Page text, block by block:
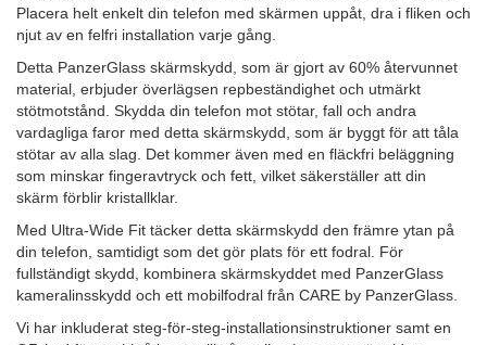
Placera helt enkelt din telefon med skärmen uppåt, dra i fliken och
njut av en felfri installation varje gång.
Detta PanzerGlass skärmskydd, som är gjort av 60% återvunnet
material, erbjuder överlägsen repbeständighet och utmärkt
stötmotstånd. Skydda din telefon mot stötar, fall och andra
vardagliga faror med detta skärmskydd, som är byggt för att tåla
stötar av alla slag. Det kommer även med en fläckfri beläggning
som minskar fingeravtryck och fett, vilket säkerställer att din
skärm förblir kristallklar.
Med Ultra-Wide Fit täcker detta skärmskydd den främre ytan på
din telefon, samtidigt som det gör plats för ett fodral. För
fullständigt skydd, kombinera skärmskyddet med PanzerGlass
kameralinsskydd och ett mobilfodral från CARE by PanzerGlass.
Vi har inkluderat steg-för-steg-installationsinstruktioner samt en